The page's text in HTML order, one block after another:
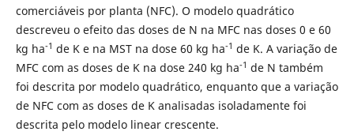
comerciáveis por planta (NFC). O modelo quadrático
descreveu o efeito das doses de N na MFC nas doses 0 e 60
kg ha-1 de K e na MST na dose 60 kg ha-1 de K. A variação de
MFC com as doses de K na dose 240 kg ha-1 de N também
foi descrita por modelo quadrático, enquanto que a variação
de NFC com as doses de K analisadas isoladamente foi
descrita pelo modelo linear crescente.